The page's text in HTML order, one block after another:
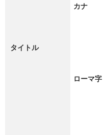
タイトル
カナ
ローマ字